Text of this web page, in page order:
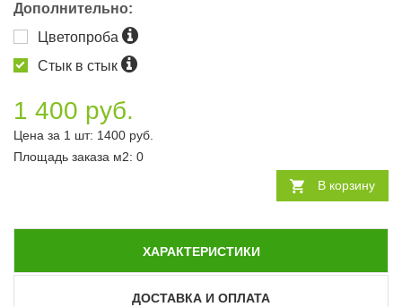
Дополнительно:
Цветопроба
Стык в стык
1 400 руб.
Цена за 1 шт: 1400 руб.
Площадь заказа м2: 0
В корзину
ХАРАКТЕРИСТИКИ
ДОСТАВКА И ОПЛАТА